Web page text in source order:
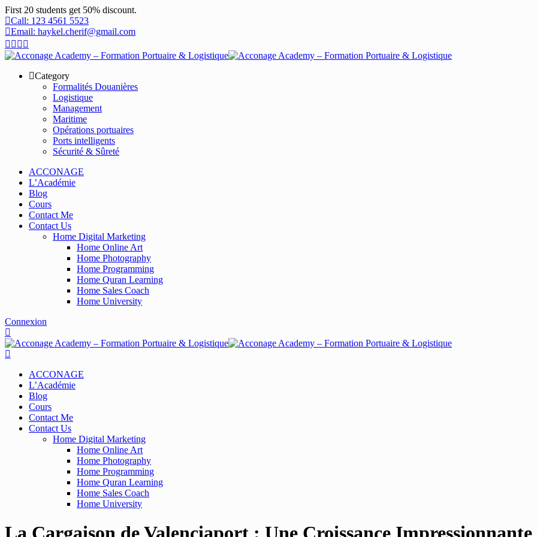
First 20 students get 50% discount.
Call: 123 4561 5523
Email: haykel.cherif@gmail.com
Category
Formalités Douanières
Logistique
Management
Maritime
Opérations portuaires
Ports intelligents
Sécurité & Sûreté
ACCONAGE
L’Académie
Blog
Cours
Contact Me
Contact Us
Home Digital Marketing
Home Online Art
Home Photography
Home Programming
Home Quran Learning
Home Sales Coach
Home University
Connexion
ACCONAGE
L’Académie
Blog
Cours
Contact Me
Contact Us
Home Digital Marketing
Home Online Art
Home Photography
Home Programming
Home Quran Learning
Home Sales Coach
Home University